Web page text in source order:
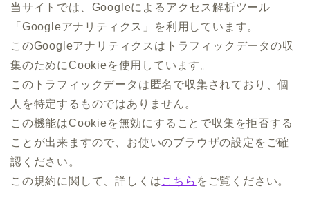
当サイトでは、Googleによるアクセス解析ツール
「Googleアナリティクス」を利用しています。
このGoogleアナリティクスはトラフィックデータの収
集のためにCookieを使用しています。
このトラフィックデータは匿名で収集されており、個
人を特定するものではありません。
この機能はCookieを無効にすることで収集を拒否する
ことが出来ますので、お使いのブラウザの設定をご確
認ください。
この規約に関して、詳しくはこちら をご覧ください。